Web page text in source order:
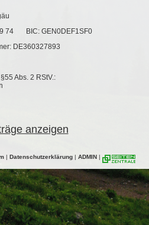
74 BIC: GEN0DEF1SF0
DE360327893
Abs. 2 RStV.:
anzeigen
| Datenschutzerklärung | ADMIN |